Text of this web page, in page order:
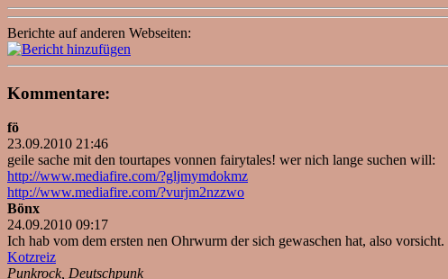
Berichte auf anderen Webseiten:
Kommentare:
fö
23.09.2010 21:46
geile sache mit den tourtapes vonnen fairytales! wer nich lange suchen will:
http://www.mediafire.com/?gljmymdokmz
http://www.mediafire.com/?vurjm2nzzwo
Bönx
24.09.2010 09:17
Ich hab vom dem ersten nen Ohrwurm der sich gewaschen hat, also
Kotzreiz
Punkrock, Deutschpunk